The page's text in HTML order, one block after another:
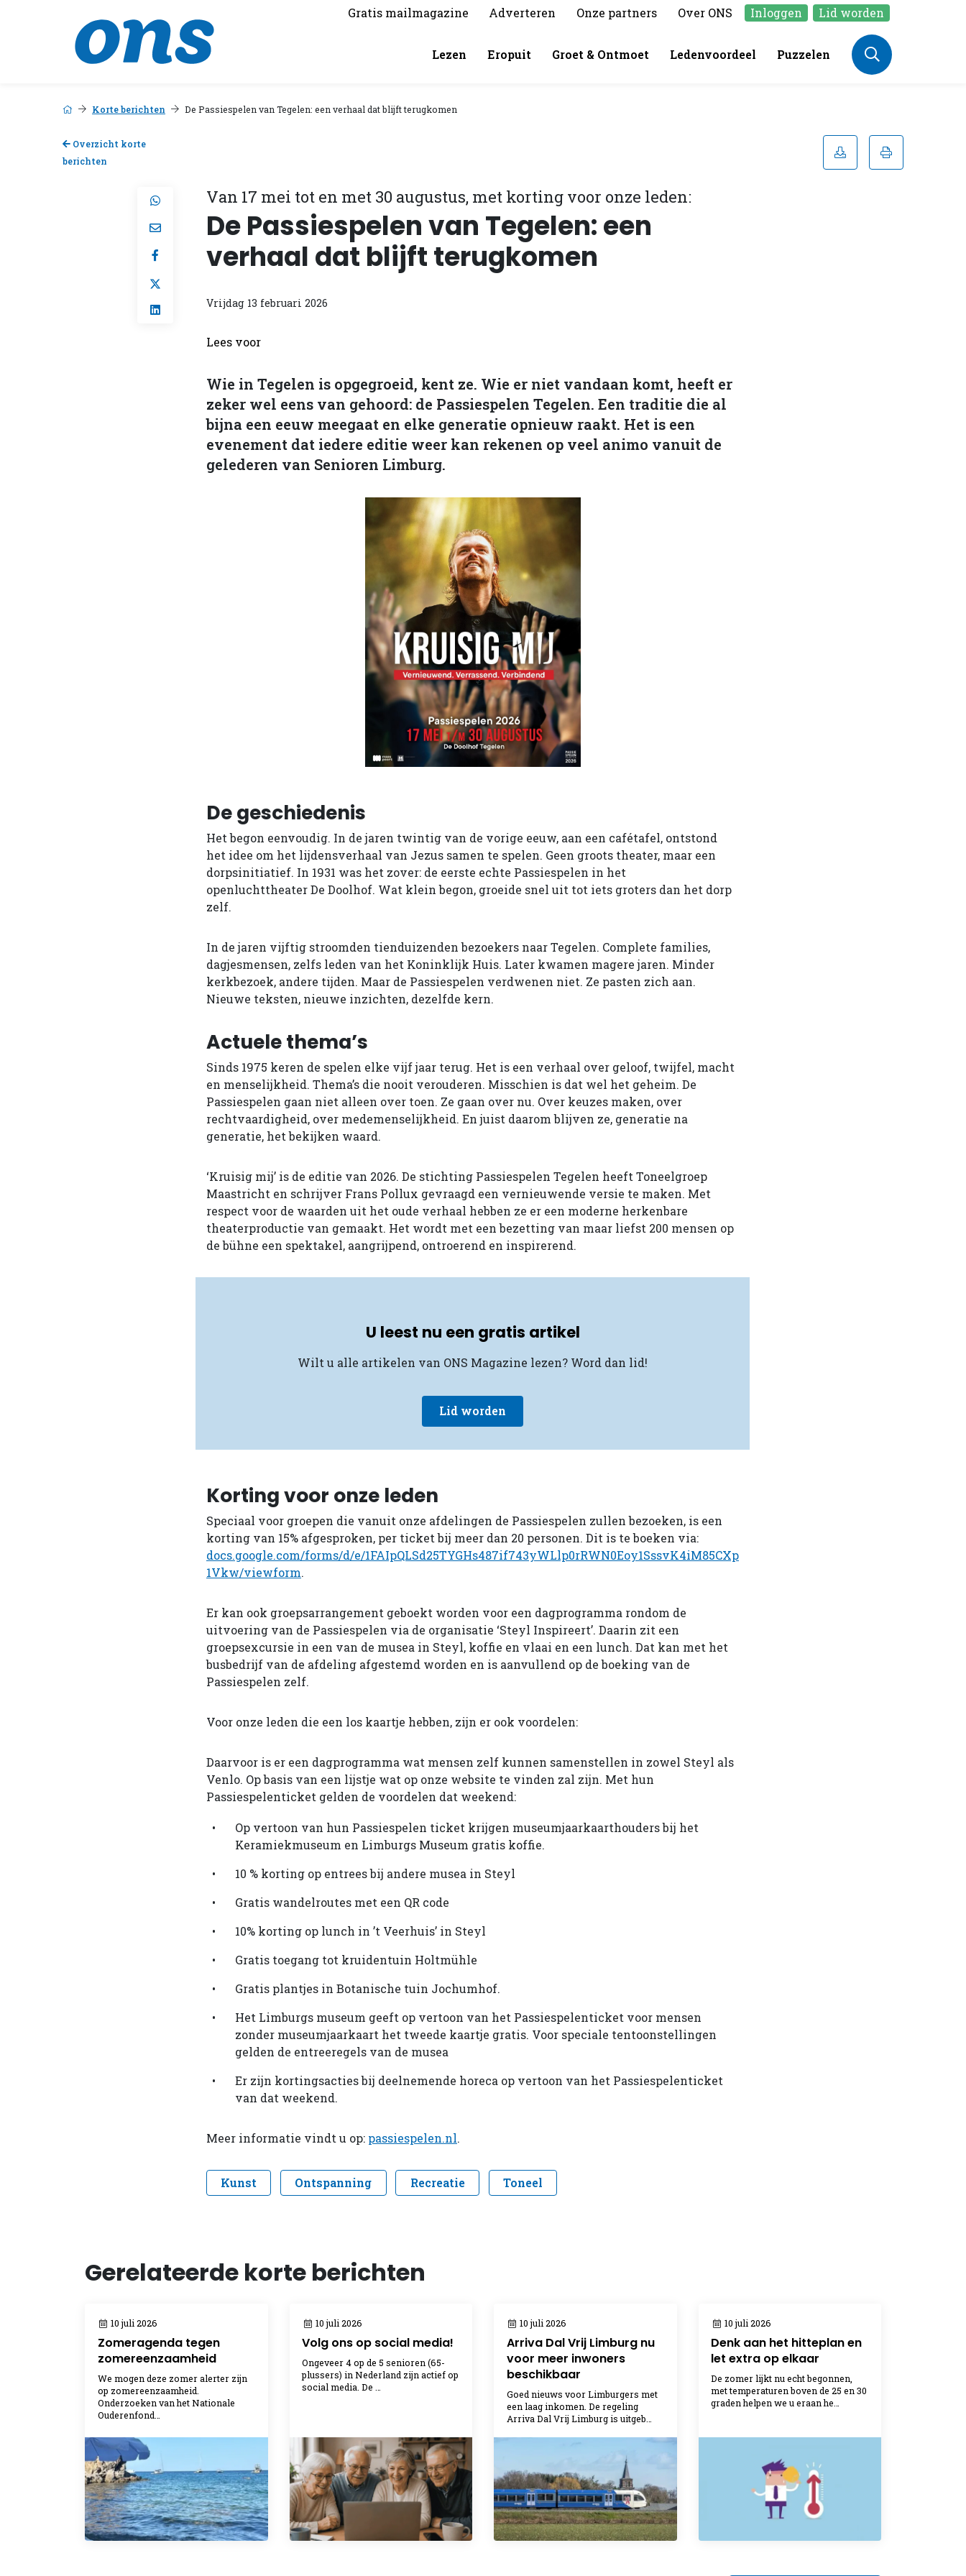
Gratis mailmagazine Adverteren Onze partners Over ONS Inloggen Lid worden
Lezen Eropuit Groet & Ontmoet Ledenvoordeel Puzzelen
Korte berichten De Passiespelen van Tegelen: een verhaal dat blijft terugkomen
Overzicht korte
berichten
Van 17 mei tot en met 30 augustus, met korting voor onze leden:
De Passiespelen van Tegelen: een
verhaal dat blijft terugkomen
Vrijdag 13 februari 2026
Lees voor
Wie in Tegelen is opgegroeid, kent ze. Wie er niet vandaan komt, heeft er
zeker wel eens van gehoord: de Passiespelen Tegelen. Een traditie die al
bijna een eeuw meegaat en elke generatie opnieuw raakt. Het is een
evenement dat iedere editie weer kan rekenen op veel animo vanuit de
gelederen van Senioren Limburg.
De geschiedenis
Het begon eenvoudig. In de jaren twintig van de vorige eeuw, aan een cafétafel, ontstond
het idee om het lijdensverhaal van Jezus samen te spelen. Geen groots theater, maar een
dorpsinitiatief. In 1931 was het zover: de eerste echte Passiespelen in het
openluchttheater De Doolhof. Wat klein begon, groeide snel uit tot iets groters dan het dorp
zelf.
In de jaren vijftig stroomden tienduizenden bezoekers naar Tegelen. Complete families,
dagjesmensen, zelfs leden van het Koninklijk Huis. Later kwamen magere jaren. Minder
kerkbezoek, andere tijden. Maar de Passiespelen verdwenen niet. Ze pasten zich aan.
Nieuwe teksten, nieuwe inzichten, dezelfde kern.
Actuele thema’s
Sinds 1975 keren de spelen elke vijf jaar terug. Het is een verhaal over geloof, twijfel, macht
en menselijkheid. Thema’s die nooit verouderen. Misschien is dat wel het geheim. De
Passiespelen gaan niet alleen over toen. Ze gaan over nu. Over keuzes maken, over
rechtvaardigheid, over medemenselijkheid. En juist daarom blijven ze, generatie na
generatie, het bekijken waard.
‘Kruisig mij’ is de editie van 2026. De stichting Passiespelen Tegelen heeft Toneelgroep
Maastricht en schrijver Frans Pollux gevraagd een vernieuwende versie te maken. Met
respect voor de waarden uit het oude verhaal hebben ze er een moderne herkenbare
theaterproductie van gemaakt. Het wordt met een bezetting van maar liefst 200 mensen op
de bühne een spektakel, aangrijpend, ontroerend en inspirerend.
U leest nu een gratis artikel
Wilt u alle artikelen van ONS Magazine lezen? Word dan lid!
Lid worden
Korting voor onze leden
Speciaal voor groepen die vanuit onze afdelingen de Passiespelen zullen bezoeken, is een
korting van 15% afgesproken, per ticket bij meer dan 20 personen. Dit is te boeken via:
docs.google.com/forms/d/e/1FAIpQLSd25TYGHs487if743yWLlp0rRWN0Eoy1SssvK4iM85CXp
1Vkw/viewform.
Er kan ook groepsarrangement geboekt worden voor een dagprogramma rondom de
uitvoering van de Passiespelen via de organisatie ‘Steyl Inspireert’. Daarin zit een
groepsexcursie in een van de musea in Steyl, koffie en vlaai en een lunch. Dat kan met het
busbedrijf van de afdeling afgestemd worden en is aanvullend op de boeking van de
Passiespelen zelf.
Voor onze leden die een los kaartje hebben, zijn er ook voordelen:
Daarvoor is er een dagprogramma wat mensen zelf kunnen samenstellen in zowel Steyl als
Venlo. Op basis van een lijstje wat op onze website te vinden zal zijn. Met hun
Passiespelenticket gelden de voordelen dat weekend:
Op vertoon van hun Passiespelen ticket krijgen museumjaarkaarthouders bij het
Keramiekmuseum en Limburgs Museum gratis koffie.
10 % korting op entrees bij andere musea in Steyl
Gratis wandelroutes met een QR code
10% korting op lunch in ’t Veerhuis’ in Steyl
Gratis toegang tot kruidentuin Holtmühle
Gratis plantjes in Botanische tuin Jochumhof.
Het Limburgs museum geeft op vertoon van het Passiespelenticket voor mensen
zonder museumjaarkaart het tweede kaartje gratis. Voor speciale tentoonstellingen
gelden de entreeregels van de musea
Er zijn kortingsacties bij deelnemende horeca op vertoon van het Passiespelenticket
van dat weekend.
Meer informatie vindt u op: passiespelen.nl.
Kunst Ontspanning Recreatie Toneel
Gerelateerde korte berichten
10 juli 2026
Zomeragenda tegen
zomereenzaamheid
We mogen deze zomer alerter zijn
op zomereenzaamheid.
Onderzoeken van het Nationale
Ouderenfond…
10 juli 2026
Volg ons op social media!
Ongeveer 4 op de 5 senioren (65-
plussers) in Nederland zijn actief op
social media. De …
10 juli 2026
Arriva Dal Vrij Limburg nu
voor meer inwoners
beschikbaar
Goed nieuws voor Limburgers met
een laag inkomen. De regeling
Arriva Dal Vrij Limburg is uitgeb…
10 juli 2026
Denk aan het hitteplan en
let extra op elkaar
De zomer lijkt nu echt begonnen,
met temperaturen boven de 25 en 30
graden helpen we u eraan he…